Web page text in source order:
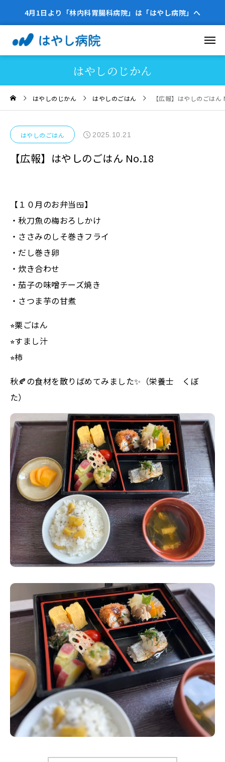
4月1日より「林内科胃腸科病院」は「はやし病院」へ
はやしのじかん
はやしのじかん はやしのごはん 【広報】はやしのごはん
はやしのごはん 2025.10.21
【広報】はやしのごはん No.18
【１０月のお弁当🍱】
・秋刀魚の梅おろしかけ
・ささみのしそ巻きフライ
・だし巻き卵
・炊き合わせ
・茄子の味噌チーズ焼き
・さつま芋の甘煮
⭐︎栗ごはん
⭐︎すまし汁
⭐︎柿
秋🍂の食材を散りばめてみました✨（栄養士 くぼ
た）